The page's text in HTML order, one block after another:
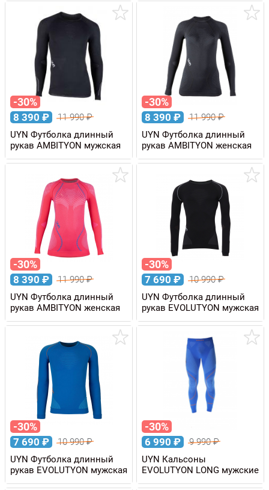
-30%
8 390 ₽ 11 990₽
UYN Футболка длинный
рукав AMBITYON мужская
-30%
8 390 ₽ 11 990₽
UYN Футболка длинный
рукав AMBITYON женская
-30%
8 390 ₽ 11 990₽
UYN Футболка длинный
рукав AMBITYON женская
-30%
7 690 ₽ 10 990₽
UYN Футболка длинный
рукав EVOLUTYON мужская
-30%
7 690 ₽ 10 990₽
UYN Футболка длинный
рукав EVOLUTYON мужская
-30%
6 990 ₽ 9 990₽
UYN Кальсоны
EVOLUTYON LONG мужские